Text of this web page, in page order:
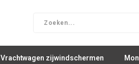
Vrachtwagen zijwindschermen